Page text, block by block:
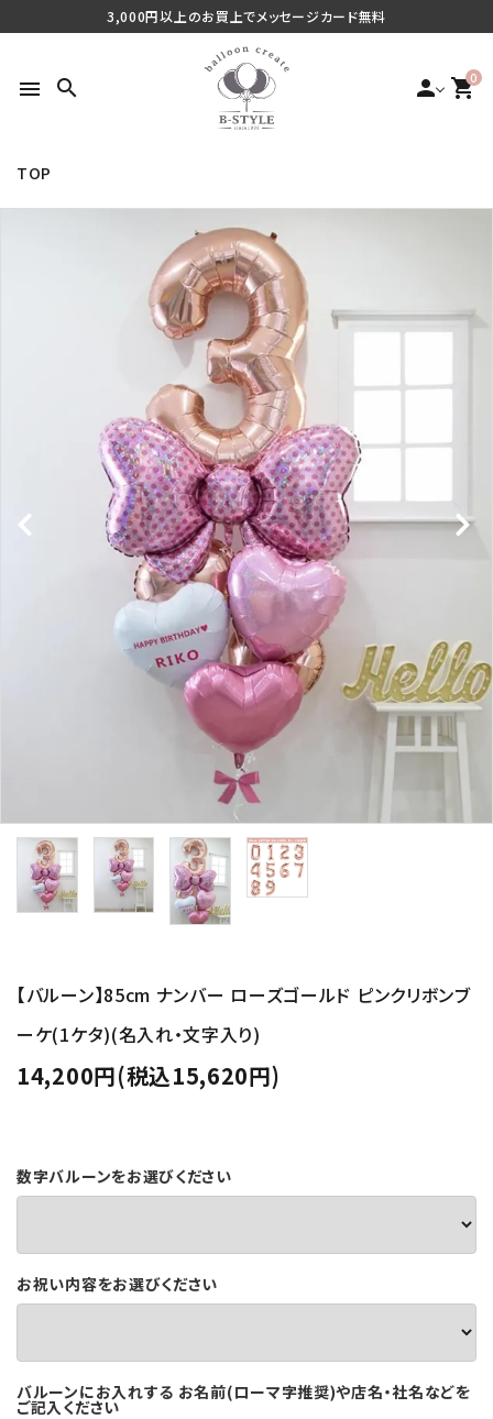
3,000円以上のお買上でメッセージカード無料
menu search person 0
shopping_cart
最近チェックした商品
ご利用シーンから探す
商品タイプから探す
価格から探す
コンテンツ
ACCOUNT MENU
ようこそ ゲスト 様
person 新規会員登録
TOP
【バルーン】85cm ナンバー ローズゴールド ピンクリボンブ
ーケ(1ケタ)(名入れ・文字入り)
14,200円(税込15,620円)
数字バルーンをお選びください
お祝い内容をお選びください
バルーンにお入れする お名前(ローマ字推奨)や店名・社名などを
ご記入ください